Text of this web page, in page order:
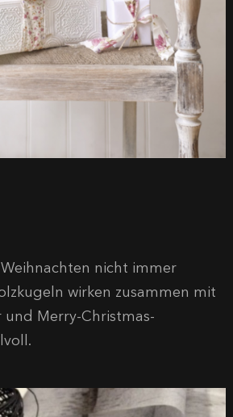
nicht immer
wirken zusammen mit
Merry-Christmas-